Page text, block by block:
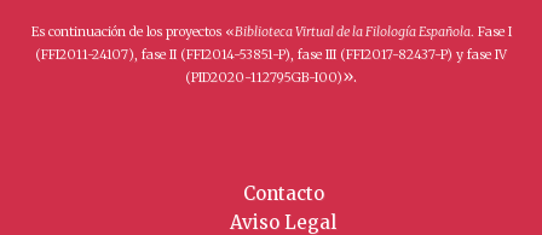
Es continuación de los proyectos «Biblioteca Virtual de la Filología Española. Fase I
(FFI2011-24107), fase II (FFI2014-53851-P), fase III (FFI2017-82437-P) y fase IV
(PID2020-112795GB-I00)».
Contacto
Aviso Legal